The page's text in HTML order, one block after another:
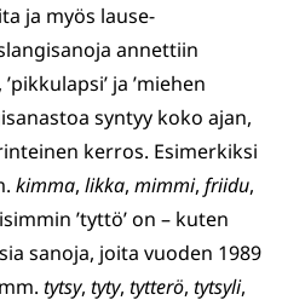
ja myös lause-
annettiin
ja ’miehen
syntyy koko ajan,
kerros. Esimerkiksi
kimma, likka, mimmi, friidu,
’tyttö’ on – kuten
sanoja, joita vuoden 1989
tytsy, tyty, tytterö, tytsyli,